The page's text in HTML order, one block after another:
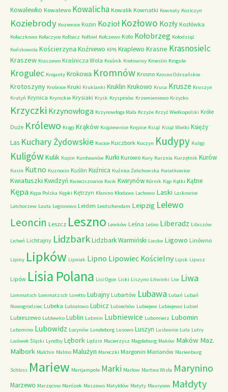
Kowalewko Kowalewo Kowalicha Kowalik Kownatki Kownaty Koziczyn
Koziebrody Kozienice Kozin Kozioł Kozłowo Kozły Kozłówka
Kołaczkowo Kołaczyce Kołbacz Kołbiel Kołczewo Koło Kołobrzeg Kołodziąż
Końskowola Kościerzyna Koźniewo KPN Kraplewo Krasne Krasnosielc
Kraszew Kraszewo Kraśnicza Wola Kraśnik Kretowiny Kroeslin Krogule
Krogulec Krojanty Krokowa Kromnów Krosno Krosno Odrzańskie
Krotoszyny Krośnice Kruki Kruklanki Kruklin Krukowo Krusa Krusze Kruszyn
Krutyń Krynica Krynickie Krysiaki Krysk Kryspinów Krzemieniewo Krzycko
Krzyczki Krzynowłoga Krzynowłoga Mała Krzyże Krzyż Wielkopolski Króle
Duże Królewo Krągi Krąków Krąpiewnice Krępice Książ Książ Wielki Księży
Las Kuchary Żydowskie Kucice Kuczbork Kuczyn Kudypy Kuligi
KuligówKulik Kupin Kurdwanów Kurki Kurowo Kury Kurznia Kurzętnik Kurów
Kusin Kutno Kuznocin Kuślin Kuźnica Kuźnica Żelichowska Kwiatkowice
Kwiatuszki Kwidzyń Kwieciszowice Kwik Kwirynów Kórnik Kąp Kątki Kątne
Kępa Kępa Polska Kępki Kętrzyn Kłanino Kłodawa Lachowo Laski Laskowice
Latchorzew Lauta Legionowo Leiden Leidschendam Leipzig Lelewo
Leoncin Leszcz Leszno Lewków Leśna Leśno Liberadz Libiszów
Licheń Lichtajny LidzbarkLidzbark Warmiński Lieske Ligowo Linówno
Lipiny Lipków Lipniak Lipno Lipowiec Kościelny Lipsk Lipusz
Lipów Lisia Polana Lisi Ogon Liski Liszyno Litwinki Liw Liwa
Lommatsch Lommatzsch Loretto Lubajny Lubartów Lubawa Lubań Lubań
Nowogrodziec Lubeka Lubiatowo Lubicz Lubiechów Lubiejew Lubiejewo Lubiel
Lubieszewo Lublewko Lublin Lubmin Lubniewice Lubomierz Lubomin
Lubomino Lubowidz Lucynów Lundeborg Lusowo Luszyn Lusławice Luta Lutry
Lwówek Śląski Lyndby Lębork Lędzin Macierzysz Magdeburg Maków Maków Maz.
Malbork Malchin Malmo Malużyn Mareczki Margonin Marianów Marienburg
Schloss Mariew Marijampole Marki Marlow Martwa Wisła Marynino
Marzewo Marzęcino Marózek Maszewo Matyldów Matyty Maurycew Małdyty